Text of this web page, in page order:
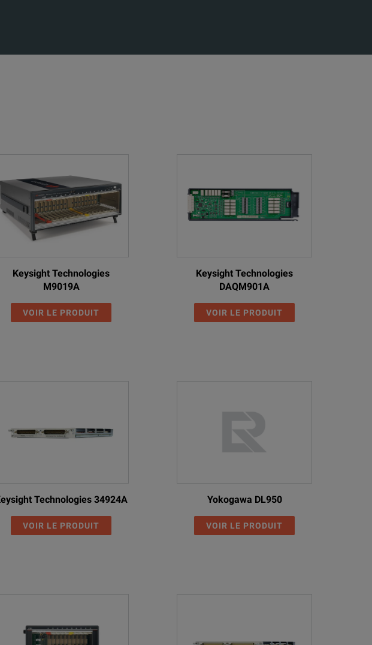
Keysight Technologies
M9019A
VOIR LE PRODUIT
Keysight Technologies
DAQM901A
VOIR LE PRODUIT
Technologies 34924A
VOIR LE PRODUIT
Yokogawa DL950
VOIR LE PRODUIT